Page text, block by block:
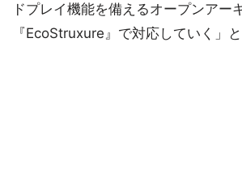
ドプレイ機能を備えるオープンアー
『EcoStruxure』で対応していく」と